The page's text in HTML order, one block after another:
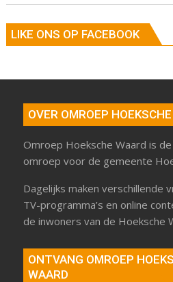
LIKE ONS OP FACEBOOK
OVER OMROEP
Omroep Hoeksche Waard is
omroep voor de gemeente
Dagelijks maken verschillende
TV-programma’s en online
de inwoners van de Hoeksche
ONTVANG OMROEP
WAARD